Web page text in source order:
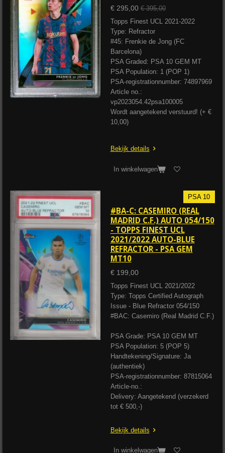
€ 295,00 € 395,00
Topps Finest UCL 2021-2022
Type: Refractor
#45: Frenkie de Jong (FC
Barcelona)
PSA Graded: PSA 10 GEM MT
PSA Population: 1 (POP 1)
PSA-registrationnumber: 74897969
Article no.:
vp2023054.42psa100005
Wordt aangetekend verstuurd! (+ €
10,00)
Bekijk details
In winkelwagen
PSA 10
#BA-C: CASEMIRO (REAL
MADRID C.F.) AUTO 054/150
- TOPPS FINEST UCL
2021/2022 AUTO-BLUE
REFRACTOR - PSA GEM
MT10
€ 199,00
Topps Finest UCL 2021/2022
Type: Topps Certified Autograph
Issue - Blue Refractor 054/150
#BAC: Casemiro (Real Madrid C.F.)
PSA Grade: PSA 10 GEM MT
PSA Population: 5 (POP 5)
Handtekening/Signature: Ja
(authentiek)
PSA-registrationnumber: 87815064
Article-no.:
Delivery: Aangetekend (verzekerd
tot € 500,-)
Bekijk details
In winkelwagen